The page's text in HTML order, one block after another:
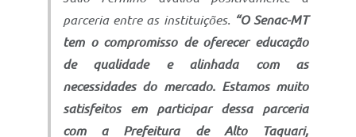
parceria entre as instituições.
“O Senac-MT
tem o compromisso de oferecer educação
de qualidade e alinhada com as
necessidades do mercado. Estamos muito
satisfeitos em participar dessa parceria
com a Prefeitura de Alto Taquari,